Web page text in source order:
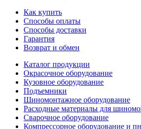
Как купить
Способы оплаты
Способы доставки
Гарантия
Возврат и обмен
Каталог продукции
Окрасочное оборудование
Кузовное оборудование
Подъемники
Шиномонтажное оборудование
Расходные материалы для
Сварочное оборудование
Компрессорное оборудование и